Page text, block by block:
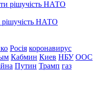
рішучість НАТО
Росія коронавирус
Кабмин Киев НБУ ООС
Путин Трамп газ